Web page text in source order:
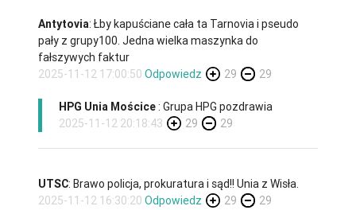
Antytovia: Łby kapuściane cała ta Tarnovia i pseudo
pały z grupy100. Jedna wielka maszynka do
fałszywych faktur
2025-11-12 17:00:50 Odpowiedz 29 29
HPG Unia Mościce: Grupa HPG pozdrawia
2025-11-12 20:18:43
29 29
UTSC: Brawo policja, prokuratura i sąd!! Unia z Wisła.
2025-11-12 16:30:20 Odpowiedz 29 29